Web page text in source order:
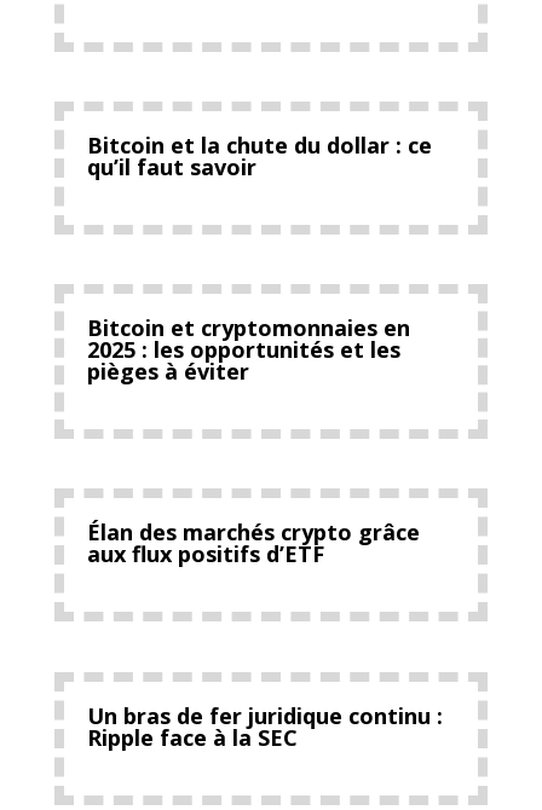
Bitcoin et la chute du dollar : ce
qu’il faut savoir
Bitcoin et cryptomonnaies en
2025 : les opportunités et les
pièges à éviter
Élan des marchés crypto grâce
aux flux positifs d’ETF
Un bras de fer juridique continu :
Ripple face à la SEC